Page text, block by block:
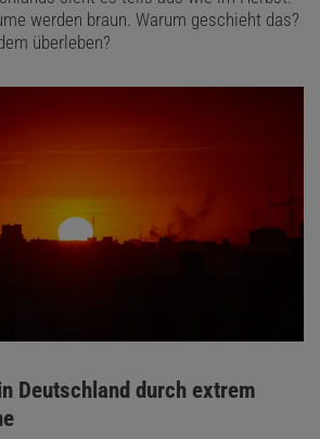
werden braun. Warum geschieht das?
überleben?
Deutschland durch extrem